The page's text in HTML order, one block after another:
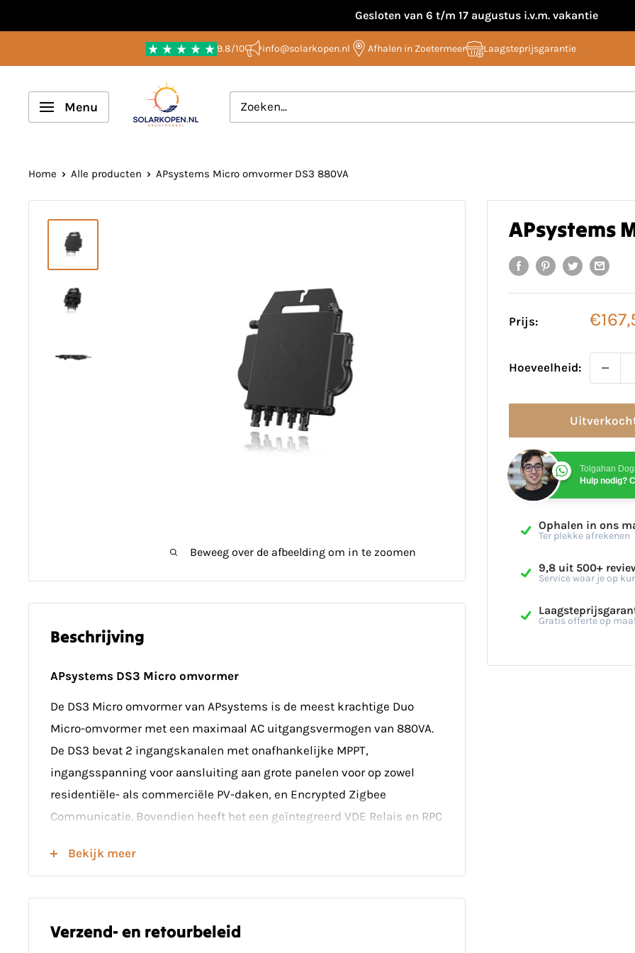
naar
Gesloten van 6 t/m 17 augustus i.v.m. vakantie
9.8/10 info@solarkopen.nl Afhalen in Zoetermeer Laagsteprijsgarantie
Menu
Solarkopen.nl
Home Alle producten APsystems Micro omvormer DS3 880VA
Beweeg over de afbeelding om in te zoomen
APsystems
Prijs:
Hoeveelheid:
Tolgahan
Hulp nodig?
Ophalen in ons
Ter plekke afrekenen
9,8 uit 500+
Service waar je op
Gratis offerte op
Beschrijving
APsystems DS3 Micro omvormer
De DS3 Micro omvormer van APsystems is de meest krachtige Duo
Micro-omvormer met een maximaal AC uitgangsvermogen van 880VA.
De DS3 bevat 2 ingangskanalen met onafhankelijke MPPT,
ingangsspanning voor aansluiting aan grote panelen voor op zowel
residentiële- als commerciële PV-daken, en Encrypted Zigbee
Communicatie. Bovendien heeft het een geïntegreerd VDE Relais en RPC
spanningsverschillen beter te managen. Om de spanning op de
Bekijk meer
Verzend- en retourbeleid